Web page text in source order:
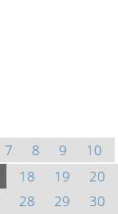
7 8 9
10
18 19
20
28 29
30